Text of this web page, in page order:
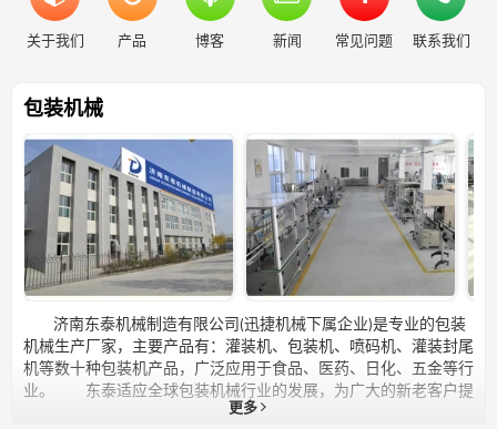
关于我们 产品 博客 新闻 常见问题 联系我们
包装机械
济南东泰机械制造有限公司(迅捷机械下属企业)是专业的包装
机械生产厂家，主要产品有：灌装机、包装机、喷码机、灌装封尾
机等数十种包装机产品，广泛应用于食品、医药、日化、五金等行
业。 东泰适应全球包装机械行业的发展，为广大的新老客户提
供了质优价廉的包装机产品。东泰拥有高尖端的技术人才，拥有高
更多